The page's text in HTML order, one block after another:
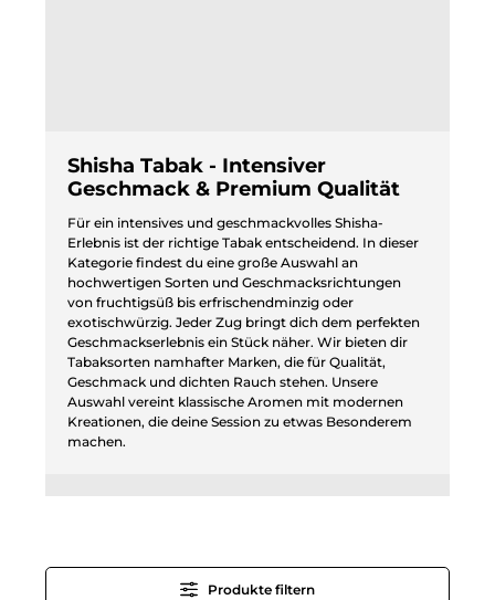
Shisha Tabak - Intensiver
Geschmack & Premium Qualität
Für ein intensives und geschmackvolles Shisha-
Erlebnis ist der richtige Tabak entscheidend. In dieser
Kategorie findest du eine große Auswahl an
hochwertigen Sorten und Geschmacksrichtungen
von fruchtigsüß bis erfrischendminzig oder
exotischwürzig. Jeder Zug bringt dich dem perfekten
Geschmackserlebnis ein Stück näher. Wir bieten dir
Tabaksorten namhafter Marken, die für Qualität,
Geschmack und dichten Rauch stehen. Unsere
Auswahl vereint klassische Aromen mit modernen
Kreationen, die deine Session zu etwas Besonderem
machen.
Produkte filtern